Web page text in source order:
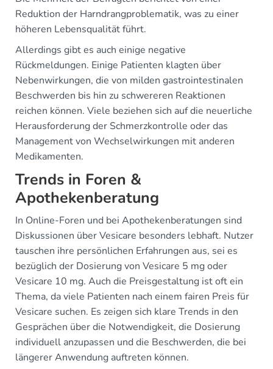
Reduktion der Harndrangproblematik, was zu einer
höheren Lebensqualität führt.
Allerdings gibt es auch einige negative
Rückmeldungen. Einige Patienten klagten über
Nebenwirkungen, die von milden gastrointestinalen
Beschwerden bis hin zu schwereren Reaktionen
reichen können. Viele beziehen sich auf die neuerliche
Herausforderung der Schmerzkontrolle oder das
Management von Wechselwirkungen mit anderen
Medikamenten.
Trends in Foren &
Apothekenberatung
In Online-Foren und bei Apothekenberatungen sind
Diskussionen über Vesicare besonders lebhaft. Nutzer
tauschen ihre persönlichen Erfahrungen aus, sei es
bezüglich der Dosierung von Vesicare 5 mg oder
Vesicare 10 mg. Auch die Preisgestaltung ist oft ein
Thema, da viele Patienten nach einem fairen Preis für
Vesicare suchen. Es zeigen sich klare Trends in den
Gesprächen über die Notwendigkeit, die Dosierung
individuell anzupassen und die Beschwerden, die bei
längerer Anwendung auftreten können.